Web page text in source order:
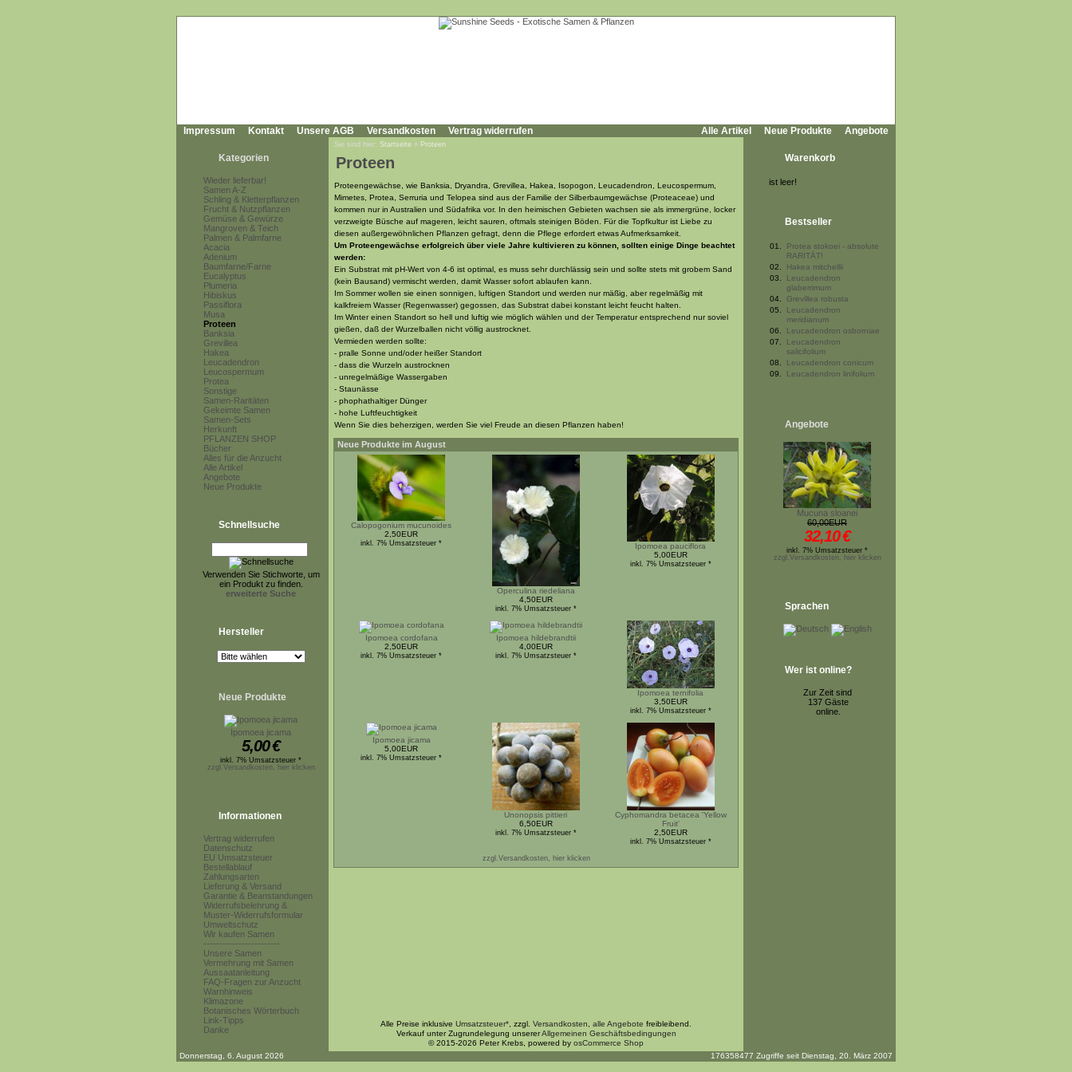
Impressum Kontakt Unsere AGB Versandkosten Vertrag widerrufen Alle Artikel Neue Produkte Angebote
Kategorien
Wieder lieferbar!
Samen A-Z
Schling & Kletterpflanzen
Frucht & Nutzpflanzen
Gemüse & Gewürze
Mangroven & Teich
Palmen & Palmfarne
Acacia
Adenium
Baumfarne/Farne
Eucalyptus
Plumeria
Hibiskus
Passiflora
Musa
Proteen
Banksia
Grevillea
Hakea
Leucadendron
Leucospermum
Protea
Sonstige
Samen-Raritäten
Gekeimte Samen
Samen-Sets
Herkunft
PFLANZEN SHOP
Bücher
Alles für die Anzucht
Alle Artikel
Angebote
Neue Produkte
Schnellsuche
Verwenden Sie Stichworte, um
ein Produkt zu finden.
erweiterte Suche
Hersteller
Neue Produkte
Ipomoea jicama
5,00€
inkl. 7% Umsatzsteuer *
zzgl.Versandkosten, hier klicken
Informationen
Vertrag widerrufen
Datenschutz
EU Umsatzsteuer
Bestellablauf
Zahlungsarten
Lieferung & Versand
Garantie & Beanstandungen
Widerrufsbelehrung &
Muster-Widerrufsformular
Umweltschutz
Wir kaufen Samen
------------------------
Unsere Samen
Vermehrung mit Samen
Aussaatanleitung
FAQ-Fragen zur Anzucht
Warnhinweis
Klimazone
Botanisches Wörterbuch
Link-Tipps
Danke
Sie sind hier: Startseite » Proteen
Proteen
Proteengewächse, wie Banksia, Dryandra, Grevillea, Hakea, Isopogon, Leucadendron, Leucospermum,
Mimetes, Protea, Serruria und Telopea sind aus der Familie der Silberbaumgewächse (Proteaceae) und
kommen nur in Australien und Südafrika vor. In den heimischen Gebieten wachsen sie als immergrüne, locker
verzweigte Büsche auf mageren, leicht sauren, oftmals steinigen Böden. Für die Topfkultur ist Liebe zu
diesen außergewöhnlichen Pflanzen gefragt, denn die Pflege erfordert etwas Aufmerksamkeit.
Um Proteengewächse erfolgreich über viele Jahre kultivieren zu können, sollten einige Dinge beachtet
werden:
Ein Substrat mit pH-Wert von 4-6 ist optimal, es muss sehr durchlässig sein und sollte stets mit grobem Sand
(kein Bausand) vermischt werden, damit Wasser sofort ablaufen kann.
Im Sommer wollen sie einen sonnigen, luftigen Standort und werden nur mäßig, aber regelmäßig mit
kalkfreiem Wasser (Regenwasser) gegossen, das Substrat dabei konstant leicht feucht halten.
Im Winter einen Standort so hell und luftig wie möglich wählen und der Temperatur entsprechend nur soviel
gießen, daß der Wurzelballen nicht völlig austrocknet.
Vermieden werden sollte:
- pralle Sonne und/oder heißer Standort
- dass die Wurzeln austrocknen
- unregelmäßige Wassergaben
- Staunässe
- phophathaltiger Dünger
- hohe Luftfeuchtigkeit
Wenn Sie dies beherzigen, werden Sie viel Freude an diesen Pflanzen haben!
Neue Produkte im August
Calopogonium mucunoides
2,50EUR
inkl. 7% Umsatzsteuer *
Operculina riedeliana
4,50EUR
inkl. 7% Umsatzsteuer *
Ipomoea pauciflora
5,00EUR
inkl. 7% Umsatzsteuer *
Ipomoea cordofana
2,50EUR
inkl. 7% Umsatzsteuer *
Ipomoea hildebrandtii
4,00EUR
inkl. 7% Umsatzsteuer *
Ipomoea ternifolia
3,50EUR
inkl. 7% Umsatzsteuer *
Ipomoea jicama
5,00EUR
inkl. 7% Umsatzsteuer *
Unonopsis pittieri
6,50EUR
inkl. 7% Umsatzsteuer *
Cyphomandra betacea 'Yellow
Fruit'
2,50EUR
inkl. 7% Umsatzsteuer *
zzgl.Versandkosten, hier klicken
Warenkorb
ist leer!
Bestseller
01.
Protea stokoei - absolute
RARITÄT!
02.
Hakea mitchellii
03.
Leucadendron
glaberrimum
04.
Grevillea robusta
05.
Leucadendron
meridianum
06.
Leucadendron osborniae
07.
Leucadendron
salicifolium
08.
Leucadendron conicum
09.
Leucadendron linifolium
Angebote
Mucuna sloanei
60,00EUR
32,10€
inkl. 7% Umsatzsteuer *
zzgl.Versandkosten, hier klicken
Sprachen
Wer ist online?
Zur Zeit sind
137 Gäste
online.
Alle Preise inklusive Umsatzsteuer* , zzgl. Versandkosten alle Angebote freibleibend.
Verkauf unter Zugrundelegung unsererAllgemeinen Geschäftsbedingungen
© 2015-2026 Peter Krebs, powered by osCommerce Shop
Donnerstag, 6. August 2026
176358477 Zugriffe seit Dienstag, 20. März 2007